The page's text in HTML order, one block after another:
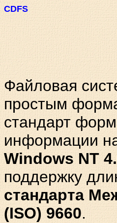
CDFS
Файловая
простым
стандарт
информации
Windows NT
поддержку
стандарта
(ISO) 9660.